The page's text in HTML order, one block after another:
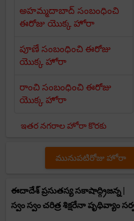
అహమ్మదాబాద్ సంబంధించి
ఈరోజు యొక్క హోరా
పూణే సంబంధించి ఈరోజు
యొక్క హోరా
రాంచి సంబంధించి ఈరోజు
యొక్క హోరా
ఇతర నగరాల హోరా కొరకు
మునుపటిరోజు హోరా
ఈదాదేశ్ ప్రసుతస్య సకాషాద్గ్రిజన్న |
స్వం స్వం చరిత్ర శిక్షరేనా పృథివ్యాం